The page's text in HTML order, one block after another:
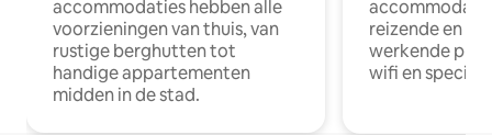
accommodaties hebben alle
voorzieningen van thuis, van
rustige berghutten tot
handige appartementen
midden in de stad.
reizende en
werkende
wifi en